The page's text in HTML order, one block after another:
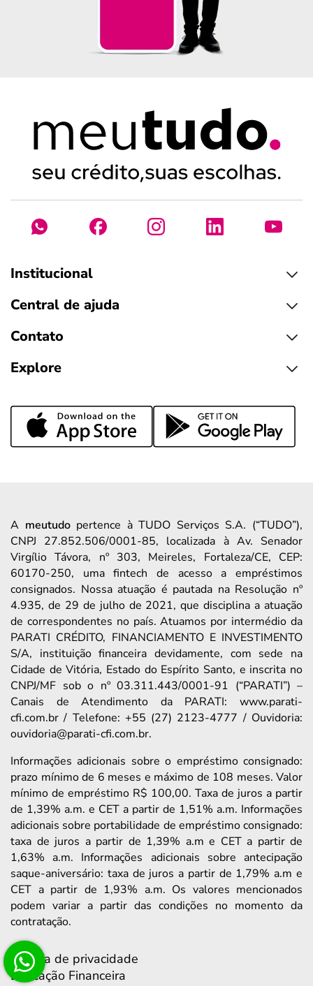
Institucional
Central de ajuda
Contato
Explore
A meutudopertence à TUDO Serviços S.A. (“TUDO”),
CNPJ 27.852.506/0001-85, localizada à Av. Senador
Virgílio Távora, nº 303, Meireles, Fortaleza/CE, CEP:
60170-250, uma fintech de acesso a empréstimos
consignados. Nossa atuação é pautada na Resolução nº
4.935, de 29 de julho de 2021, que disciplina a atuação
de correspondentes no país. Atuamos por intermédio da
PARATI CRÉDITO, FINANCIAMENTO E INVESTIMENTO
S/A, instituição financeira devidamente, com sede na
Cidade de Vitória, Estado do Espírito Santo, e inscrita no
CNPJ/MF sob o nº 03.311.443/0001-91 (“PARATI”) –
Canais de Atendimento da PARATI: www.parati-
cfi.com.br / Telefone: +55 (27) 2123-4777 / Ouvidoria:
ouvidoria@parati-cfi.com.br.
Informações adicionais sobre o empréstimo consignado:
prazo mínimo de 6 meses e máximo de 108 meses. Valor
mínimo de empréstimo R$ 100,00. Taxa de juros a partir
de 1,39% a.m. e CET a partir de 1,51% a.m. Informações
adicionais sobre portabilidade de empréstimo consignado:
taxa de juros a partir de 1,39% a.m e CET a partir de
1,63% a.m. Informações adicionais sobre antecipação
saque-aniversário: taxa de juros a partir de 1,79% a.m e
CET a partir de 1,93% a.m. Os valores mencionados
podem variar a partir das condições no momento da
contratação.
Política de privacidade
Educação Financeira